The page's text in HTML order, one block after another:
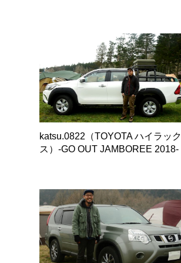
katsu.0822（TOYOTA ハイラック
ス）-GO OUT JAMBOREE 2018-